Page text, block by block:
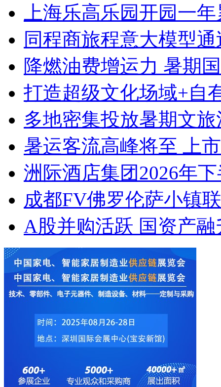
上海乐高乐园开园一
同程商旅程意大模型
降燃油费增运力 暑期
打造超级文化场域+自
多地密集投放暑期文
暑运客流高峰将至 上
洲际酒店集团2026年
成都FV佛罗伦萨小镇
A股并购活跃 国资产